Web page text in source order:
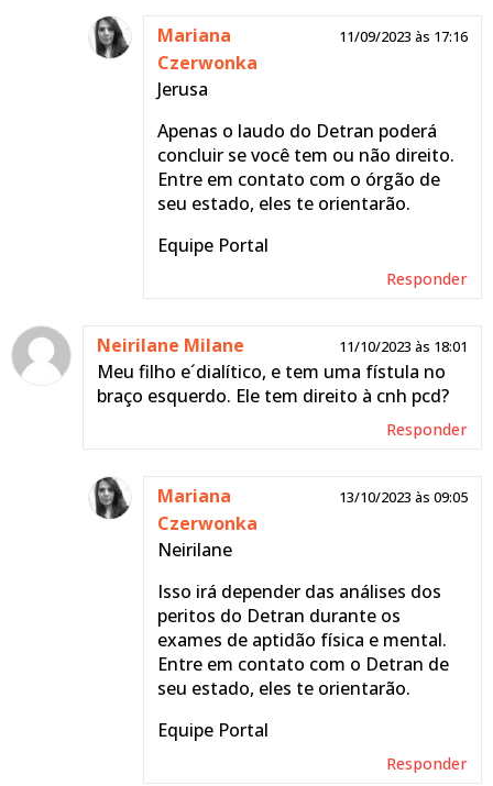
Equipe Portal
Tenner
29/02/2024 às
Eu já tenho CNH mais sofri
um acidente de moto eu
fiquei com um pouco de
mobilidade reduzida eu
posso trocar a minha CNH
Responder
orientar sobre como
proceder.
Equipe Portal
Responder
Mariana
Czerwonka
11/09/2023 às 17:16
Jerusa
Apenas o laudo do Detran poderá
concluir se você tem ou não direito.
Entre em contato com o órgão de
seu estado, eles te orientarão.
Equipe Portal
Responder
Neirilane Milane 11/10/2023 às 18:01
Meu filho e´dialítico, e tem uma fístula no
braço esquerdo. Ele tem direito à cnh pcd?
Responder
Mariana
Czerwonka
13/10/2023 às 09:05
Neirilane
Isso irá depender das análises dos
peritos do Detran durante os
exames de aptidão física e mental.
Entre em contato com o Detran de
seu estado, eles te orientarão.
Equipe Portal
Responder